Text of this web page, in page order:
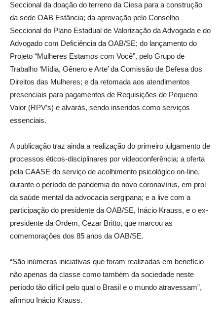
Seccional da doação do terreno da Ciesa para a construção
da sede OAB Estância; da aprovação pelo Conselho
Seccional do Plano Estadual de Valorização da Advogada e do
Advogado com Deficiência da OAB/SE; do lançamento do
Projeto “Mulheres Estamos com Você”, pelo Grupo de
Trabalho ‘Mídia, Gênero e Arte’ da Comissão de Defesa dos
Direitos das Mulheres; e da retomada aos atendimentos
presenciais para pagamentos de Requisições de Pequeno
Valor (RPV’s) e alvarás, sendo inseridos como serviços
essenciais.
A publicação traz ainda a realização do primeiro julgamento de
processos éticos-disciplinares por videoconferência; a oferta
pela CAASE do serviço de acolhimento psicológico on-line,
durante o período de pandemia do novo coronavírus, em prol
da saúde mental da advocacia sergipana; e a live com a
participação do presidente da OAB/SE, Inácio Krauss, e o ex-
presidente da Ordem, Cezar Britto, que marcou as
comemorações dos 85 anos da OAB/SE.
“São inúmeras iniciativas que foram realizadas em benefício
não apenas da classe como também da sociedade neste
período tão difícil pelo qual o Brasil e o mundo atravessam”,
afirmou Inácio Krauss.